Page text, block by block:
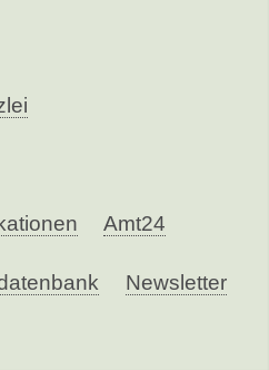
Amt24
Newsletter